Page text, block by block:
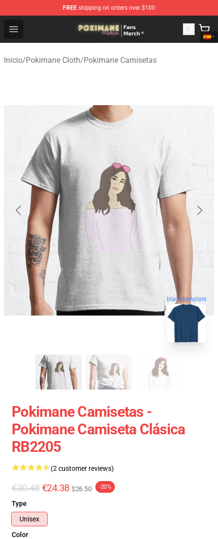
FREE shipping on orders over $100
Open menu
Pokimane Store - Official Pokimane Merchandise Shop
Inicio/Pokimane Cloth/Pokimane Camisetas
blank template
Pokimane Camisetas -
Pokimane Camiseta Clásica
RB2205
(2 customer reviews)
€30.48 €24.38 $26.50 -20%
Type
Unisex
Color